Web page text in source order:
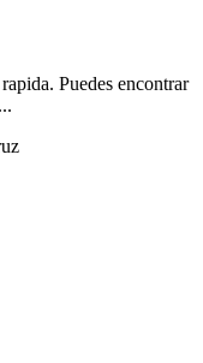
Puedes encontrar